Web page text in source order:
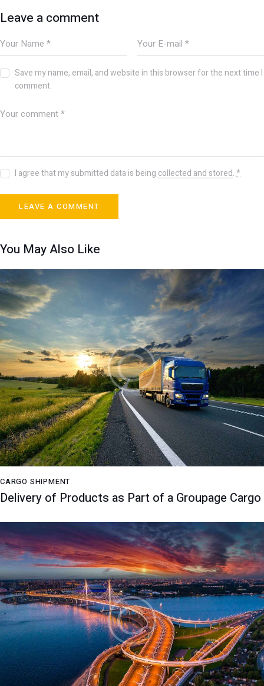
Leave a comment
Save my name, email, and website in this browser for the next time I
comment.
I agree that my submitted data is being collected and stored.*
You May Also Like
CARGO SHIPMENT
Delivery of Products as Part of a Groupage Cargo